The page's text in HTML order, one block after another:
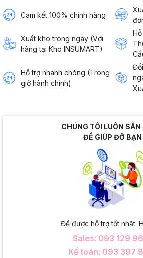
Cam kết 100% chính hãng
Xuất kho trong ngày (Với
hàng tại Kho INSUMART)
Hỗ trợ nhanh chóng (Trong
giờ hành chính)
CHÚNG TÔI LUÔN SẴN
ĐỂ GIÚP ĐỠ BẠN
Để được hỗ trợ tốt nhất.
Sales: 093 129
Kế toán: 093 397